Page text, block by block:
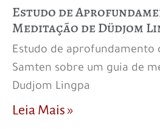
Estudo de
Meditação de Düdjom
Estudo de aprofundamento
Samten sobre um guia de
Dudjom Lingpa
Leia Mais »